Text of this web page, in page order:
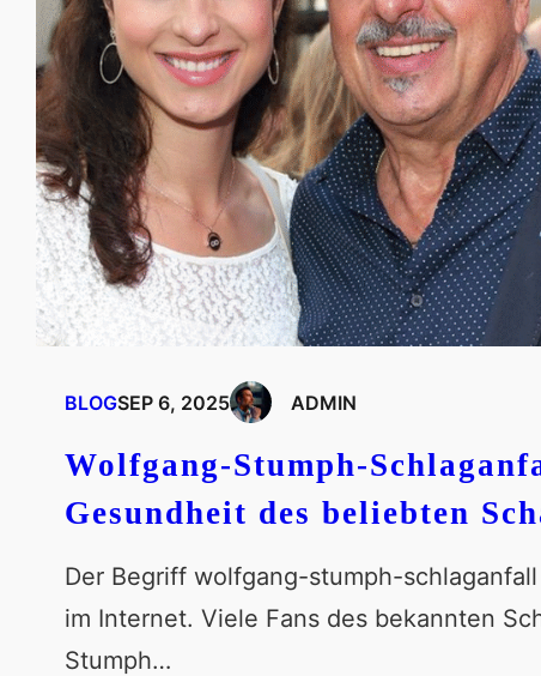
BLOGSEP 6, 2025 ADMIN
Wolfgang-Stumph-
Gesundheit des beliebten
Der Begriff wolfgang-stumph-
im Internet. Viele Fans des bekannten
Stumph…